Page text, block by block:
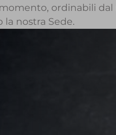
ordinabili dal
la nostra Sede.
Per
Per